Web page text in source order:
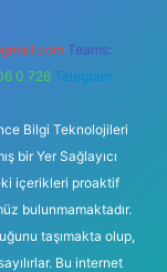
Teams:
0 726 Telegram:
Bilgi Teknolojileri
bir Yer Sağlayıcı
içerikleri proaktif
bulunmamaktadır.
taşımakta olup,
Bu internet